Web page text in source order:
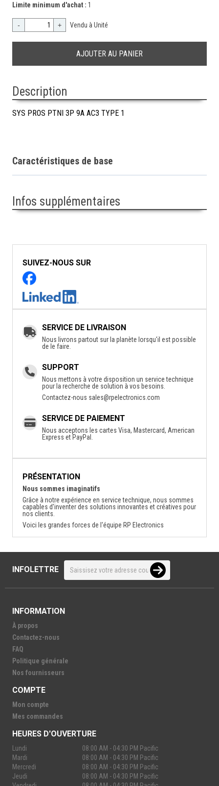
Limite minimum d'achat : 1
- + Vendu à Unité
Description
SYS PROS PTNI 3P 9A AC3 TYPE 1
Caractéristiques de base
Infos supplémentaires
SUIVEZ-NOUS SUR
SERVICE DE LIVRAISON
Nous livrons partout sur la planète lorsqu'il est possible
de le faire.
SUPPORT
Nous mettons à votre disposition un service technique
pour la recherche de solution à vos besoins.
Contactez-nous sales@rpelectronics.com
SERVICE DE PAIEMENT
Nous acceptons les cartes Visa, Mastercard, American
Express et PayPal.
PRÉSENTATION
Nous sommes imaginatifs
Grâce à notre expérience en service technique, nous sommes
capables d'inventer des solutions innovantes et créatives pour
nos clients.
Voici les grandes forces de l'équipe RP Electronics
INFOLETTRE
INFORMATION
À propos
Contactez-nous
FAQ
Politique générale
Nos fournisseurs
COMPTE
Mon compte
Mes commandes
HEURES D'OUVERTURE
Lundi
08:00 AM - 04:30 PM Pacific
Mardi
08:00 AM - 04:30 PM Pacific
Mercredi
08:00 AM - 04:30 PM Pacific
Jeudi
08:00 AM - 04:30 PM Pacific